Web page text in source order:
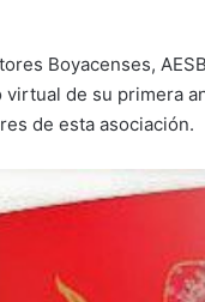
Boyacenses,
de su primera
de esta asociación.